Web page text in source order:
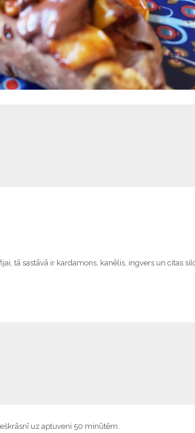
tā sastāvā ir kardamons, kanēlis, ingvers un citas
uz aptuveni 50 minūtēm.